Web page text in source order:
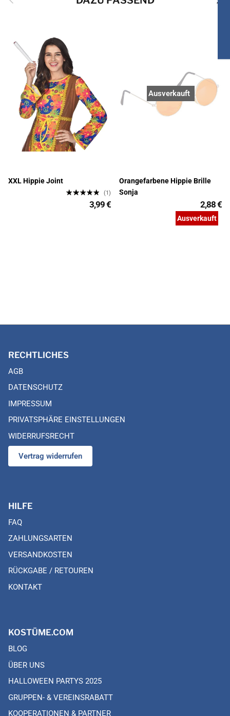
XXL Hippie Joint
(1)
3,99 €
Ausverkauft
Orangefarbene Hippie Brille
Sonja
2,88 €
Ausverkauft
RECHTLICHES
AGB
DATENSCHUTZ
IMPRESSUM
PRIVATSPHÄRE EINSTELLUNGEN
WIDERRUFSRECHT
Vertrag widerrufen
HILFE
FAQ
ZAHLUNGSARTEN
VERSANDKOSTEN
RÜCKGABE / RETOUREN
KONTAKT
KOSTÜME.COM
BLOG
ÜBER UNS
HALLOWEEN PARTYS 2025
GRUPPEN- & VEREINSRABATT
KOOPERATIONEN & PARTNER